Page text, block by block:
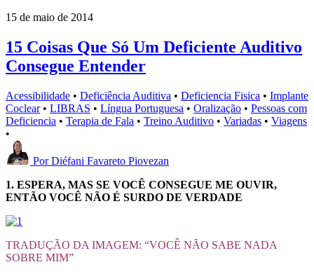
15 de maio de 2014
15 Coisas Que Só Um Deficiente Auditivo
Consegue Entender
Acessibilidade • Deficiência Auditiva • Deficiencia Fisica • Implante
Coclear • LIBRAS • Língua Portuguesa • Oralização • Pessoas com
Deficiencia • Terapia de Fala • Treino Auditivo • Variadas • Viagens
•
Por Diéfani Favareto Piovezan
1. ESPERA, MAS SE VOCÊ CONSEGUE ME OUVIR,
ENTÃO VOCÊ NÃO É SURDO DE VERDADE
TRADUÇÃO DA IMAGEM: “VOCÊ NÃO SABE NADA
SOBRE MIM”